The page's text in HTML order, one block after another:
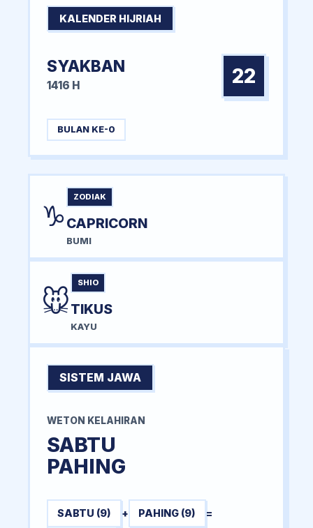
KALENDER HIJRIAH
SYAKBAN
1416 H 22
BULAN KE-0
♑
ZODIAK
CAPRICORN
BUMI
🐭
SHIO
TIKUS
KAYU
SISTEM JAWA
WETON KELAHIRAN
SABTU
PAHING
SABTU (9) + PAHING (9) =